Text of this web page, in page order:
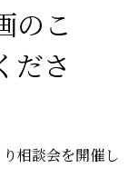
のこ
ださ
相談会を開催し